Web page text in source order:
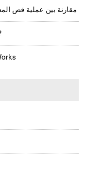
مقارنة بين عملية قص